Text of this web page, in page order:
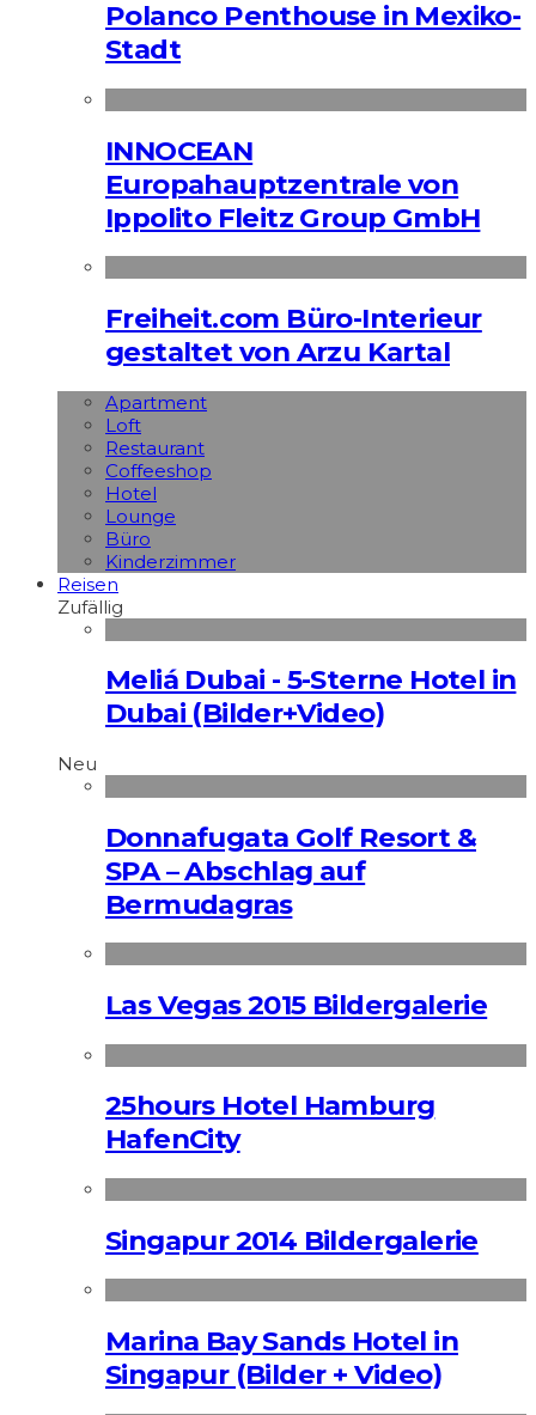
Polanco Penthouse in Mexiko-
Stadt
INNOCEAN
Europahauptzentrale von
Ippolito Fleitz Group GmbH
Freiheit.com Büro-Interieur
gestaltet von Arzu Kartal
Apart­ment
Loft
Restaurant
Coffeeshop
Hotel
Lounge
Büro
Kinderzimmer
Reisen
Zufällig
Meliá Dubai - 5-Sterne Hotel in
Dubai (Bilder+Video)
Neu
Donnafugata Golf Resort &
SPA – Abschlag auf
Bermudagras
Las Vegas 2015 Bildergalerie
25hours Hotel Hamburg
HafenCity
Singapur 2014 Bildergalerie
Marina Bay Sands Hotel in
Singapur (Bilder + Video)